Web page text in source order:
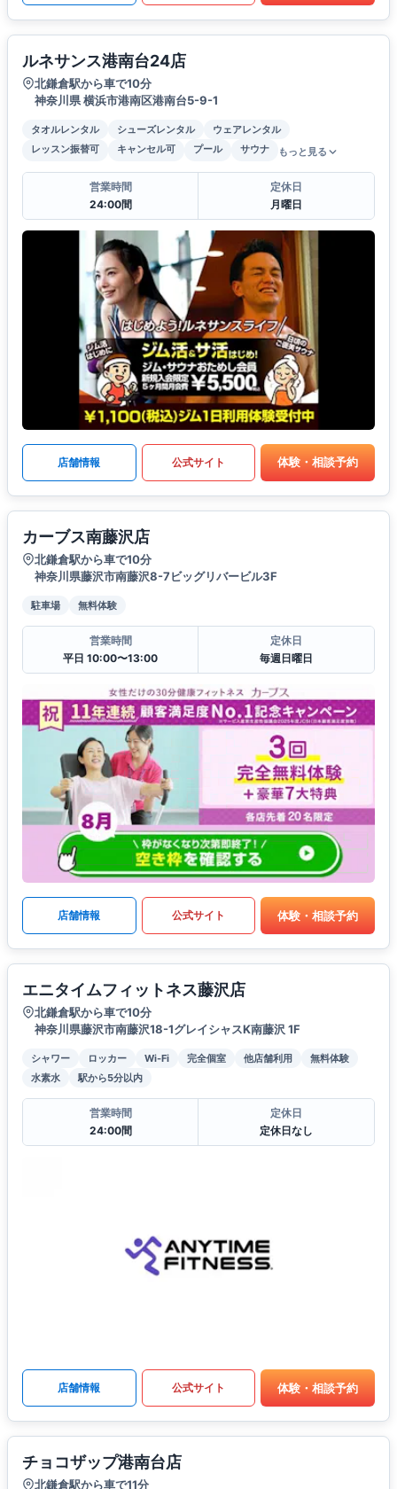
ルネサンス港南台24店
北鎌倉駅から車で10分
神奈川県 横浜市港南区港南台5-9-1
タオルレンタル シューズレンタル
ウェアレンタル
レッスン振替可
キャンセル可 プール サウナ もっと見る
営業時間
24:00間
定休日
月曜日
店舗情報 公式サイト 体験・相談予約
カーブス南藤沢店
北鎌倉駅から車で10分
神奈川県藤沢市南藤沢8-7ビッグリバービル3F
駐車場 無料体験
営業時間
平日 10:00〜13:00
定休日
毎週日曜日
店舗情報 公式サイト 体験・相談予約
エニタイムフィットネス藤沢店
北鎌倉駅から車で10分
神奈川県藤沢市南藤沢18-1グレイシャスK南藤沢 1F
シャワー ロッカー Wi-Fi 完全個室 他店舗利用
無料体験
水素水
駅から5分以内
営業時間
24:00間
定休日
定休日なし
店舗情報 公式サイト 体験・相談予約
チョコザップ港南台店
北鎌倉駅から車で11分